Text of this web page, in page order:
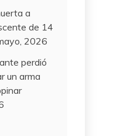
a
de 14
2026
perdió
un arma